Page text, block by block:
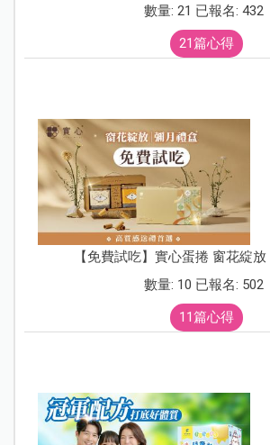
數量: 21 已報名: 432
21篇心得
【免費試吃】實心蛋捲 窗花綻
數量: 10 已報名: 502
11篇心得